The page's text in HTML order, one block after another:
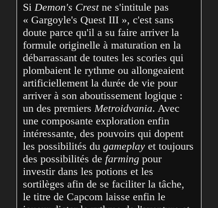
Si Demon's Crest ne s'intitule pas
« Gargoyle's Quest III », c'est sans
doute parce qu'il a su faire arriver la
formule originelle à maturation en la
débarrassant de toutes les scories qui
plombaient le rythme ou allongeaient
artificiellement la durée de vie pour
arriver à son aboutissement logique :
un des premiers Metroidvania. Avec
une composante exploration enfin
intéressante, des pouvoirs qui dopent
les possibilités du gameplay et toujours
des possibilités de farming pour
investir dans les potions et les
sortilèges afin de se faciliter la tâche,
le titre de Capcom laisse enfin le